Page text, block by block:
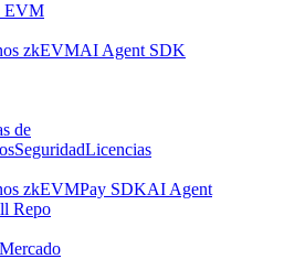
EVM
zkEVMAI Agent SDK
de
SeguridadLicencias
zkEVMPay SDKAI Agent
Repo
Mercado